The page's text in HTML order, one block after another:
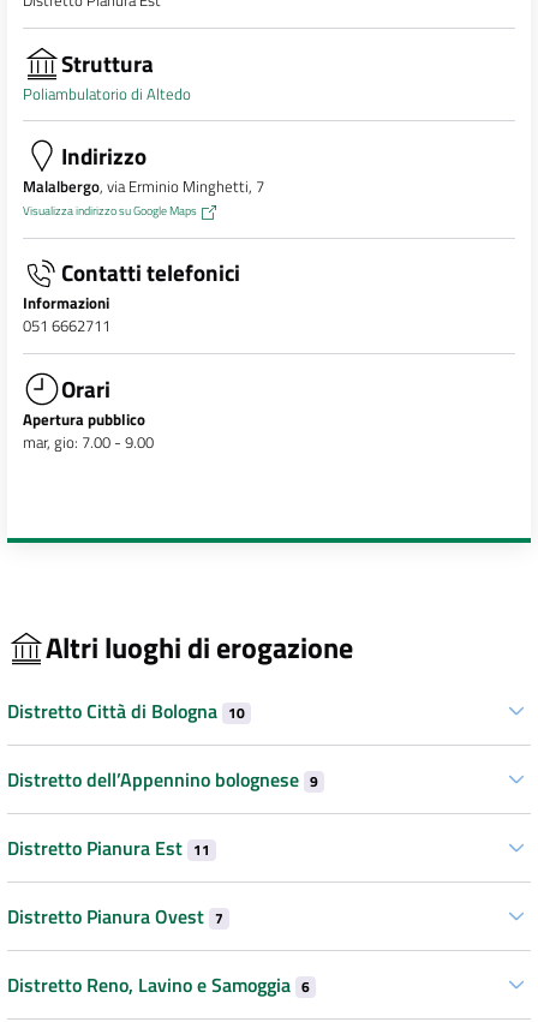
Struttura
Poliambulatorio di Altedo
Indirizzo
Malalbergo, via Erminio Minghetti, 7
Visualizza indirizzo su Google Maps
Contatti telefonici
Informazioni
051 6662711
Orari
Apertura pubblico
mar, gio: 7.00 - 9.00
Altri luoghi di erogazione
Distretto Città di Bologna 10
Distretto dell’Appennino bolognese 9
Distretto Pianura Est 11
Distretto Pianura Ovest 7
Distretto Reno, Lavino e Samoggia 6